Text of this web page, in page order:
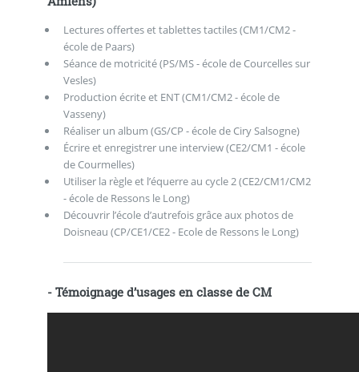
Lectures offertes et tablettes tactiles (CM1/CM2 -
école de Paars)
Séance de motricité (PS/MS - école de Courcelles sur
Vesles)
Production écrite et ENT (CM1/CM2 - école de
Vasseny)
Réaliser un album (GS/CP - école de Ciry Salsogne)
Écrire et enregistrer une interview (CE2/CM1 - école
de Courmelles)
Utiliser la règle et l’équerre au cycle 2 (CE2/CM1/CM2
- école de Ressons le Long)
Découvrir l’école d’autrefois grâce aux photos de
Doisneau (CP/CE1/CE2 - Ecole de Ressons le Long)
- Témoignage d’usages en classe de CM